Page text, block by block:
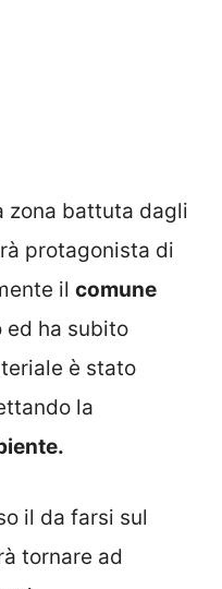
zona battuta dagli
protagonista di
il comune
ed ha subito
è stato
la
il da farsi sul
tornare ad